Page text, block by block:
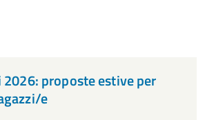
2026: proposte estive per
e